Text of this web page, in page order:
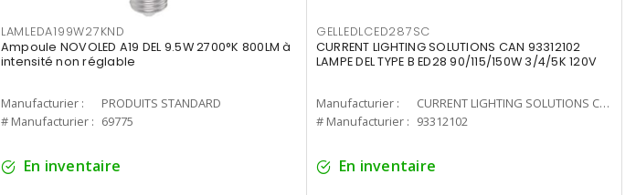
LAMLEDA199W27KND
Ampoule NOVOLED A19 DEL 9.5W 2700°K 800LM à
intensité non réglable
Manufacturier :
PRODUITS STANDARD
# Manufacturier : 69775
En inventaire
GELLEDLCED287SC
CURRENT LIGHTING SOLUTIONS CAN 93312102
LAMPE DEL TYPE B ED28 90/115/150W 3/4/5K 120V
Manufacturier :
CURRENT LIGHTING SOLUTIONS CAN
# Manufacturier : 93312102
En inventaire